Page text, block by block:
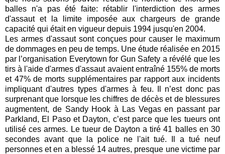
balles n'a pas été faite: rétablir l'interdiction des armes
d'assaut et la limite imposée aux chargeurs de grande
capacité qui était en vigueur depuis 1994 jusqu'en 2004.
Les armes d'assaut sont conçues pour causer le maximum
de dommages en peu de temps. Une étude réalisée en 2015
par l’organisation Everytown for Gun Safety a révélé que les
tirs à l'aide d'armes d'assaut avaient entraîné 155% de morts
et 47% de morts supplémentaires par rapport aux incidents
impliquant d'autres types d'armes à feu. Il n’est donc pas
surprenant que lorsque les chiffres de décès et de blessures
augmentent, de Sandy Hook à Las Vegas en passant par
Parkland, El Paso et Dayton, c’est parce que les tueurs ont
utilisé ces armes. Le tueur de Dayton a tiré 41 balles en 30
secondes avant que la police ne l'ait tué. Il a tué neuf
personnes et en a blessé 14 autres, presque une victime par